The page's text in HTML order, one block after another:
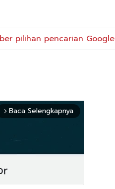
pilihan pencarian Google
arrow_forward_ios Baca Selengkapnya